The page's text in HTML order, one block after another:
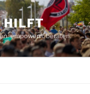
HILFT
empowern. beraten.